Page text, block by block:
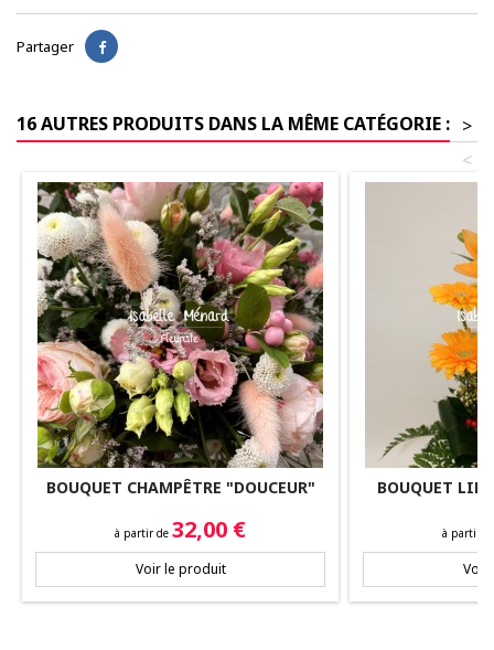
Partager
16 AUTRES PRODUITS DANS LA MÊME CATÉGORIE : >
<
BOUQUET CHAMPÊTRE "DOUCEUR"
Prix
à partir de 32,00 €
Voir le produit
BOUQUET
Prix
à partir
Voir